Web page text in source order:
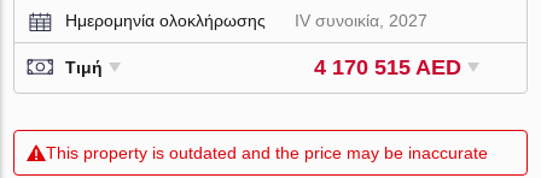
Ημερομηνία ολοκλήρωσης
IV συνοικία, 2027
Τιμή 4 170 515 AED
This property is outdated and the price may be inaccurate